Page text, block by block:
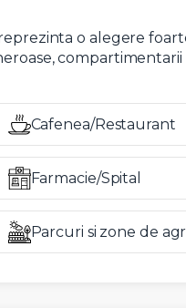
o alegere
compartimentarii
Cafenea/Restaurant
Farmacie/Spital
Parcuri si zone de